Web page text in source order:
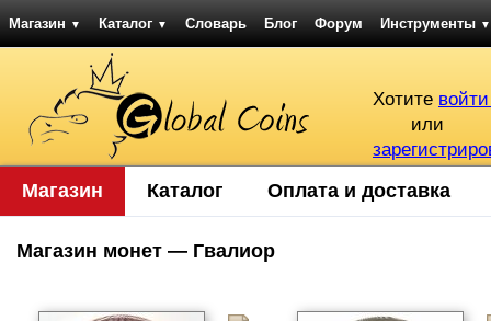
Магазин ▼ Каталог ▼ Словарь Блог Форум Инструменты ▼
Хотите
или
Магазин Каталог Оплата и доставка
Магазин монет — Гвалиор